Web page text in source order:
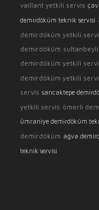
vaillant yetkili servis
demirdöküm teknik servisi
demirdöküm yetkili
demirdöküm
demirdöküm yetkili
demirdöküm yetkili
servis sancaktepe
yetkili servis ömerli
ümraniye demirdöküm
demirdöküm ağva
teknik servisi